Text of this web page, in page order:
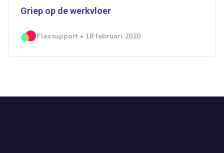
Griep op de werkvloer
Flexsupport • 18 februari 2020